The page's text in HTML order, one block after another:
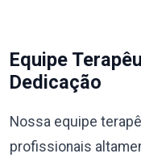
Equipe
Dedicação
Nossa equipe
profissionais